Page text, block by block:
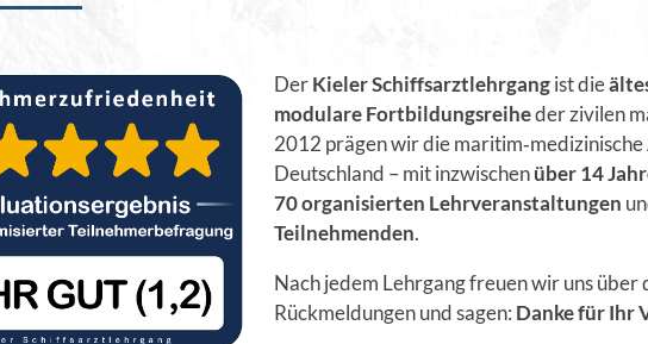
DerKieler Schiffsarztlehrgangist die
modulare Fortbildungsreiheder zivilen
2012 prägen wir die maritim‑medizinische
Deutschland – mit inzwischenüber 14
70 organisierten Lehrveranstaltungen
Teilnehmenden.
Nach jedem Lehrgang freuen wir uns
Rückmeldungen und sagen: Danke für Ihr